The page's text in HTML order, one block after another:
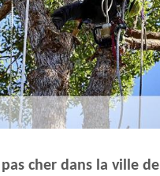
cher dans la ville de